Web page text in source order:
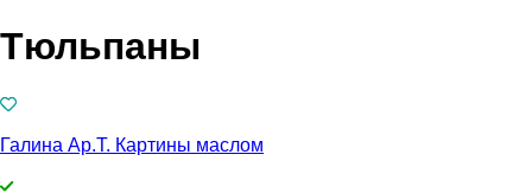
Тюльпаны
Галина Ар.Т. Картины маслом